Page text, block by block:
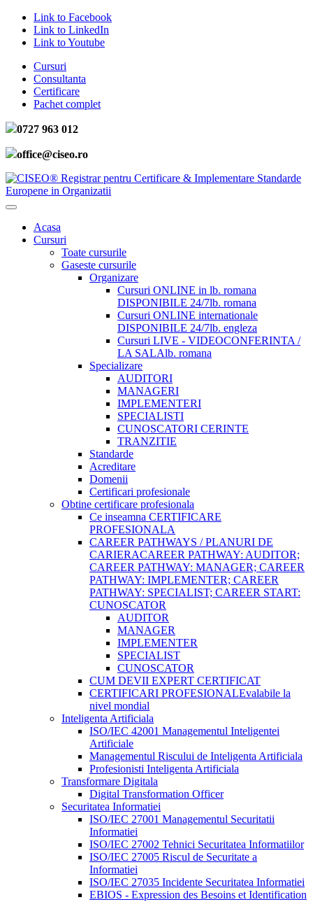
Link to Facebook
Link to LinkedIn
Link to Youtube
Cursuri
Consultanta
Certificare
Pachet complet
0727 963 012
office@ciseo.ro
Acasa
Cursuri
Toate cursurile
Gaseste cursurile
Organizare
Cursuri ONLINE in lb. romana
DISPONIBILE 24/7lb. romana
Cursuri ONLINE internationale
DISPONIBILE 24/7lb. engleza
Cursuri LIVE - VIDEOCONFERINTA /
LA SALAlb. romana
Specializare
AUDITORI
MANAGERI
IMPLEMENTERI
SPECIALISTI
CUNOSCATORI CERINTE
TRANZITIE
Standarde
Acreditare
Domenii
Certificari profesionale
Obtine certificare profesionala
Ce inseamna CERTIFICARE
PROFESIONALA
CAREER PATHWAYS / PLANURI DE
CARIERACAREER PATHWAY: AUDITOR;
CAREER PATHWAY: MANAGER; CAREER
PATHWAY: IMPLEMENTER; CAREER
PATHWAY: SPECIALIST; CAREER START:
CUNOSCATOR
AUDITOR
MANAGER
IMPLEMENTER
SPECIALIST
CUNOSCATOR
CUM DEVII EXPERT CERTIFICAT
CERTIFICARI PROFESIONALEvalabile la
nivel mondial
Inteligenta Artificiala
ISO/IEC 42001 Managementul Inteligentei
Artificiale
Managementul Riscului de Inteligenta Artificiala
Profesionisti Inteligenta Artificiala
Transformare Digitala
Digital Transformation Officer
Securitatea Informatiei
ISO/IEC 27001 Managementul Securitatii
Informatiei
ISO/IEC 27002 Tehnici Securitatea Informatiilor
ISO/IEC 27005 Riscul de Securitate a
Informatiei
ISO/IEC 27035 Incidente Securitatea Informatiei
EBIOS - Expression des Besoins et Identification